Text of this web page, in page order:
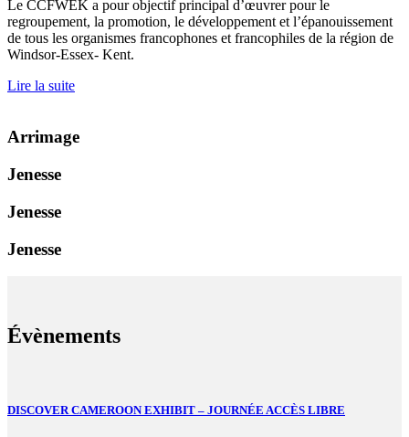
Le CCFWEK a pour objectif principal d’œuvrer pour le
regroupement, la promotion, le développement et l’épanouissement
de tous les organismes francophones et francophiles de la région de
Windsor-Essex- Kent.
Lire la suite
Arrimage
Jenesse
Jenesse
Jenesse
Évènements
DISCOVER CAMEROON EXHIBIT – JOURNÉE ACCÈS LIBRE